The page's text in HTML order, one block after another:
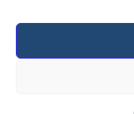
Stewart